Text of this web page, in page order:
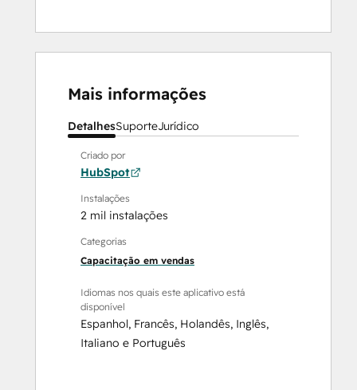
Mais informações
DetalhesSuporteJurídico
Criado por
HubSpot
Instalações
2 mil instalações
Categorias
Capacitação em vendas
Idiomas nos quais este aplicativo está
disponível
Espanhol, Francês, Holandês, Inglês,
Italiano e Português